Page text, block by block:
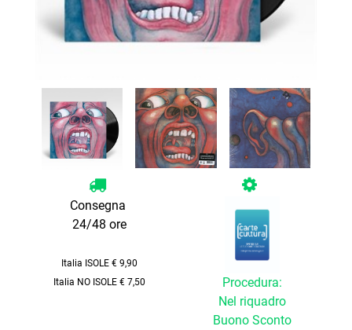
Consegna
24/48 ore
Italia ISOLE € 9,90
Italia NO ISOLE € 7,50
Procedura:
Nel riquadro
Buono Sconto